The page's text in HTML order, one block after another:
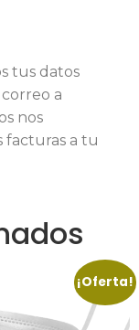
tus datos
a
nos
facturas a tu
¡Oferta!